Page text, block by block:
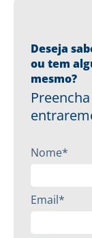
Deseja
ou tem
mesmo?
Nome*
Email*